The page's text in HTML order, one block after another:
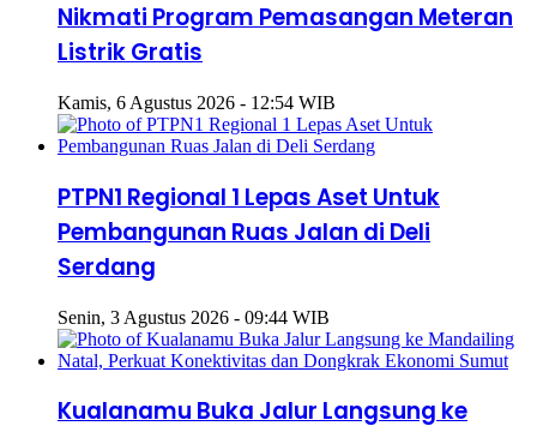
Nikmati Program Pemasangan Meteran
Listrik Gratis
Kamis, 6 Agustus 2026 - 12:54 WIB
PTPN1 Regional 1 Lepas Aset Untuk
Pembangunan Ruas Jalan di Deli
Serdang
Senin, 3 Agustus 2026 - 09:44 WIB
Kualanamu Buka Jalur Langsung ke